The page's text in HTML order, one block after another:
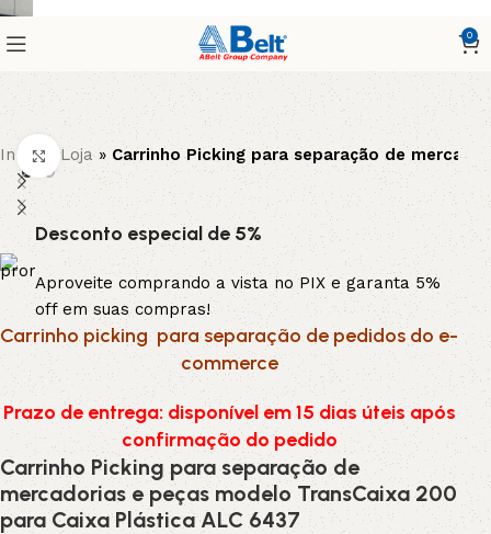
0
Início»Loja» Carrinho Picking para separação de
Clique para ampliar
Desconto especial de 5%
Aproveite comprando a vista no PIX e garanta 5%
off em suas compras!
Carrinho picking para separação de pedidos do e-
commerce
Prazo de entrega: disponível em 15 dias úteis após
confirmação do pedido
Carrinho Picking para separação de
mercadorias e peças modelo TransCaixa 200
para Caixa Plástica ALC 6437